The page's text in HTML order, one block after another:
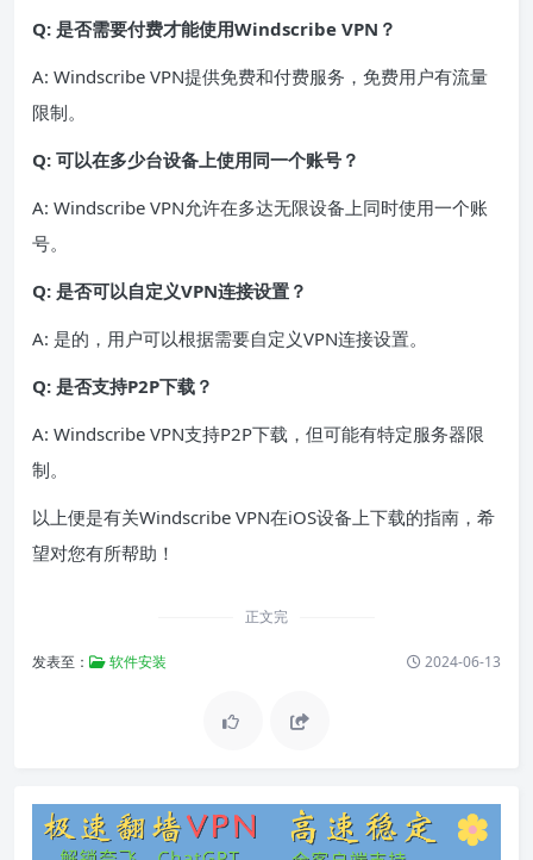
Q: 是否需要付费才能使用Windscribe VPN？
A: Windscribe VPN提供免费和付费服务，免费用户有流量
限制。
Q: 可以在多少台设备上使用同一个账号？
A: Windscribe VPN允许在多达无限设备上同时使用一个账
号。
Q: 是否可以自定义VPN连接设置？
A: 是的，用户可以根据需要自定义VPN连接设置。
Q: 是否支持P2P下载？
A: Windscribe VPN支持P2P下载，但可能有特定服务器限
制。
以上便是有关Windscribe VPN在iOS设备上下载的指南，希
望对您有所帮助！
正文完
发表至： 软件安装 2024-06-13